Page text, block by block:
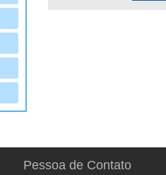
Pessoa de Contato